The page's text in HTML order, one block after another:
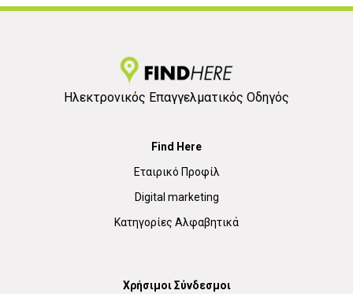
Ηλεκτρονικός Επαγγελματικός Οδηγός
Find Here
Εταιρικό Προφίλ
Digital marketing
Κατηγορίες Αλφαβητικά
Χρήσιμοι Σύνδεσμοι